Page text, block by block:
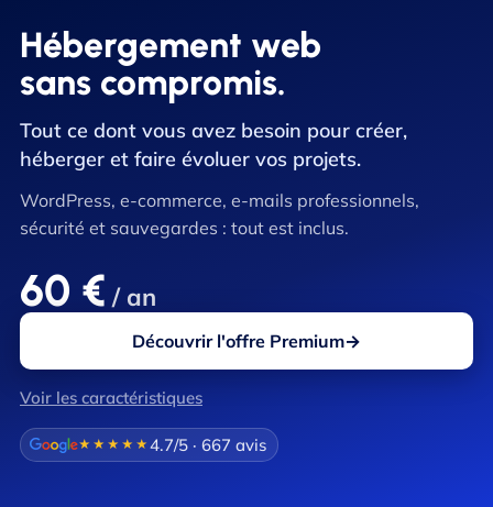
Hébergement web
sans compromis.
Tout ce dont vous avez besoin pour créer,
héberger et faire évoluer vos projets.
WordPress, e-commerce, e-mails professionnels,
sécurité et sauvegardes : tout est inclus.
60 € / an
Découvrir l'offre Premium→
Voir les caractéristiques
★★★★★ 4.7/5 · 667 avis